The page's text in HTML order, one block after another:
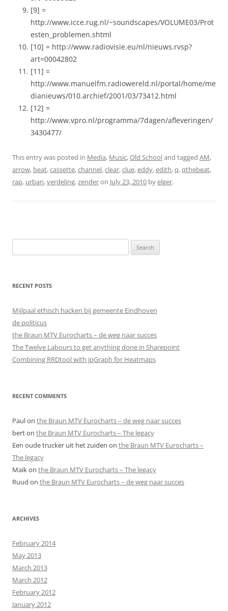
[9] =
http://www.icce.rug.nl/~soundscapes/VOLUME03/Prot
esten_problemen.shtml
[10] = http://www.radiovisie.eu/nl/nieuws.rvsp?
art=00042802
[11] =
http://www.manuelfm.radiowereld.nl/portal/home/me
dianieuws/010.archief/2001/03/73412.html
[12] =
http://www.vpro.nl/programma/7dagen/afleveringen/
3430477/
This entry was posted in Media, Music,Old Schooland tagged AM,
arrow, beat,cassette,channel,clear,clue,eddy,edith,q,qthebeat,
rap, urban,verdeling,zenderon July 23, 2010 byelger.
for:
RECENT POSTS
Mijlpaal ethisch hacken bij gemeente Eindhoven
de politicus
the Braun MTV Eurocharts – de weg naar succes
The Twelve Labours to get anything done in Sharepoint
Combining RRDtool with jpGraph for Heatmaps
RECENT COMMENTS
Paulon the Braun MTV Eurocharts – de weg naar succes
berton the Braun MTV Eurocharts – The legacy
Een oude trucker uit het zuiden on the Braun MTV Eurocharts –
The legacy
Maikon the Braun MTV Eurocharts – The legacy
Ruud on the Braun MTV Eurocharts – de weg naar succes
ARCHIVES
February 2014
May 2013
March 2013
March 2012
February 2012
January 2012